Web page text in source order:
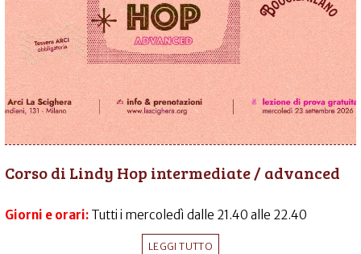
Corso di Lindy Hop intermediate / advanced
Giorni e orari: Tutti i mercoledì dalle 21.40 alle 22.40
LEGGI TUTTO